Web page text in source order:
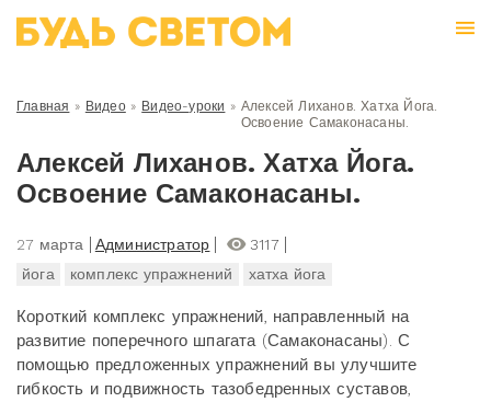
Главная » Видео» Видео-уроки » Алексей Лиханов. Хатха Йога.
Освоение Самаконасаны.
Алексей Лиханов. Хатха Йога.
Освоение Самаконасаны.
27 марта Администратор
3117
йога
комплекс упражнений хатха йога
Короткий комплекс упражнений, направленный на
развитие поперечного шпагата (Самаконасаны). С
помощью предложенных упражнений вы улучшите
гибкость и подвижность тазобедренных суставов,